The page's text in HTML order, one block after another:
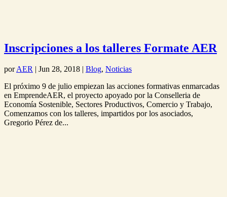
Inscripciones a los talleres Formate AER
porAER | Jun 28, 2018 | Blog, Noticias
El próximo 9 de julio empiezan las acciones formativas enmarcadas
en EmprendeAER, el proyecto apoyado por la Conselleria de
Economía Sostenible, Sectores Productivos, Comercio y Trabajo,
Comenzamos con los talleres, impartidos por los asociados,
Gregorio Pérez de...